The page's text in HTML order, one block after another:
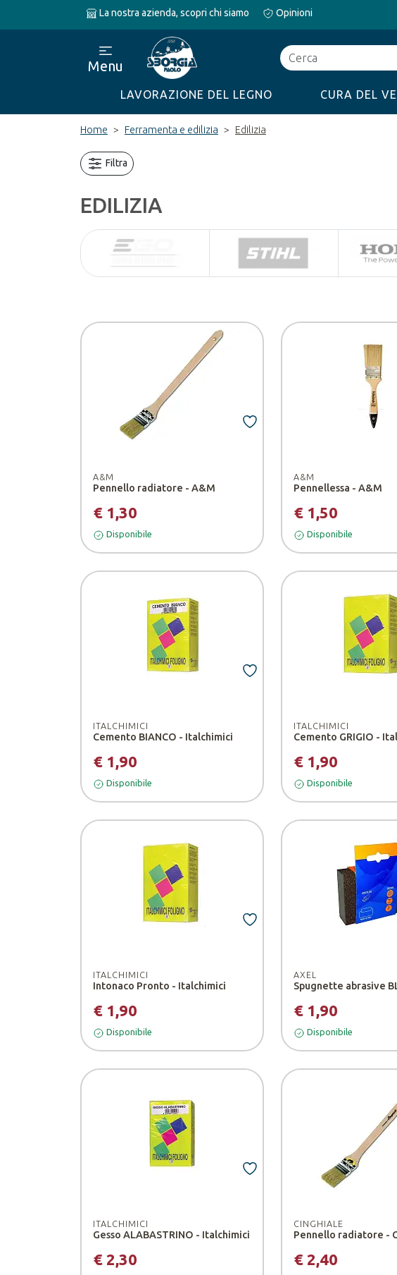
La nostra azienda, scopri chi siamo Opinioni
Cerca
Menu
LAVORAZIONE DEL LEGNO CURA DEL
Home Ferramenta e edilizia Edilizia
Filtra
EDILIZIA
A&M
Pennello radiatore - A&M
€ 1,30
Disponibile
A&M
Pennellessa - A&M
€ 1,50
Disponibile
ITALCHIMICI
Cemento BIANCO - Italchimici
€ 1,90
Disponibile
ITALCHIMICI
Cemento GRIGIO -
€ 1,90
Disponibile
ITALCHIMICI
Intonaco Pronto - Italchimici
€ 1,90
Disponibile
AXEL
Spugnette abrasive
€ 1,90
Disponibile
ITALCHIMICI
Gesso ALABASTRINO - Italchimici
€ 2,30
CINGHIALE
Pennello radiatore -
€ 2,40